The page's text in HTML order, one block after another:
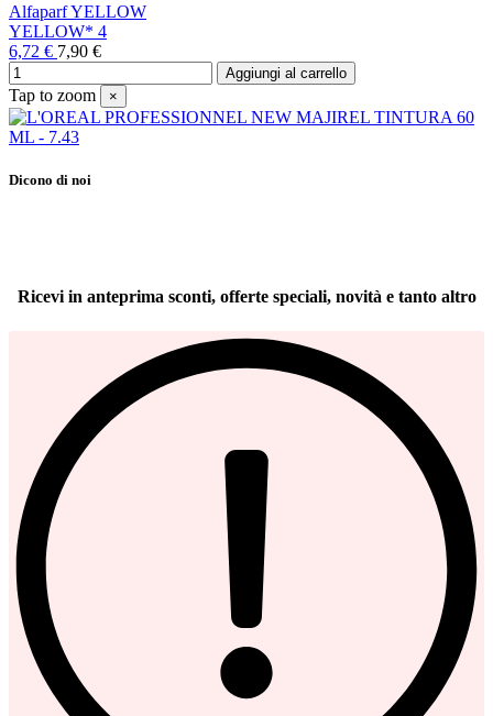
Alfaparf YELLOW
YELLOW* 4
6,72 € 7,90 €
Aggiungi al carrello
Tap to zoom ×
Dicono di noi
Ricevi in anteprima sconti, offerte speciali, novità e tanto altro